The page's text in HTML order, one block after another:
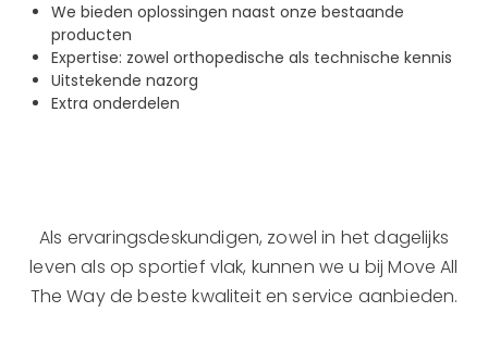
We bieden oplossingen naast onze bestaande
producten
Expertise: zowel orthopedische als technische kennis
Uitstekende nazorg
Extra onderdelen
Als ervaringsdeskundigen, zowel in het dagelijks
leven als op sportief vlak, kunnen we u bij Move All
The Way de beste kwaliteit en service aanbieden.